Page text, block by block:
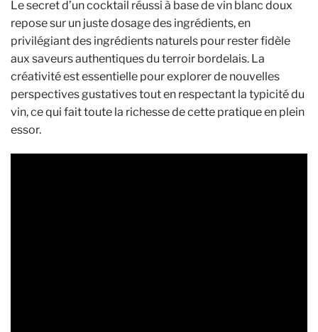
Le secret d’un cocktail réussi à base de vin blanc doux
repose sur un juste dosage des ingrédients, en
privilégiant des ingrédients naturels pour rester fidèle
aux saveurs authentiques du terroir bordelais. La
créativité est essentielle pour explorer de nouvelles
perspectives gustatives tout en respectant la typicité du
vin, ce qui fait toute la richesse de cette pratique en plein
essor.